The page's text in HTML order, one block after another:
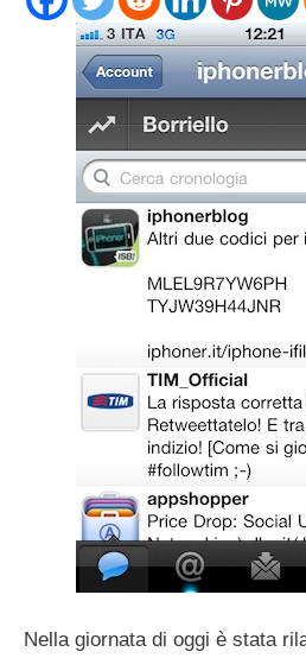
Nella giornata di oggi è stata